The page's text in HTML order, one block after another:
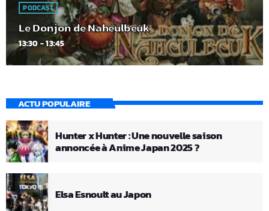
PODCAST
Le Donjon de Naheulbeuk
13:30 - 13:45
ACTU POPULAIRE
Hunter x Hunter : Une nouvelle saison
annoncée à Anime Japan 2025 ?
Elsa Esnoult au Japon